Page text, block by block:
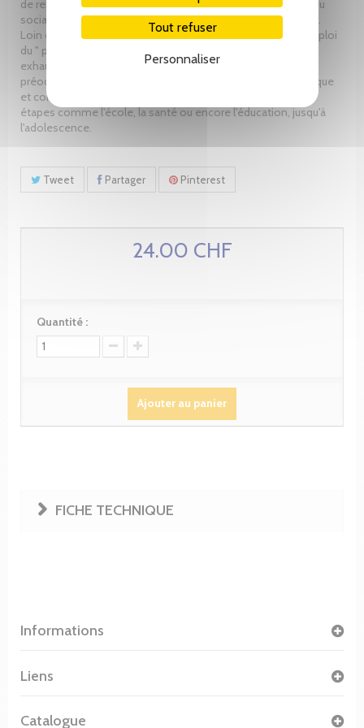
Tout refuser
Personnaliser
de rencontrer, de partager et de connaître le magnifique tissu
social, médical, institutionnel ou privé que possède Genève.
Loin de l'auteur la prétention de vous donner un mode d'emploi
du " parent parfait " ou de vous distiller une liste d'adresses
exhaustive… Elle souhaite simplement répondre aux
préoccupations familiales et quotidiennes de manière pratique
et conviviale. Cela depuis la naissance, en passant par des
étapes comme l'école, la santé ou encore l'éducation, jusqu'à
l'adolescence.
Tweet Partager Pinterest
24.00 CHF
Quantité :
Ajouter au panier
FICHE TECHNIQUE
Informations
Liens
Catalogue